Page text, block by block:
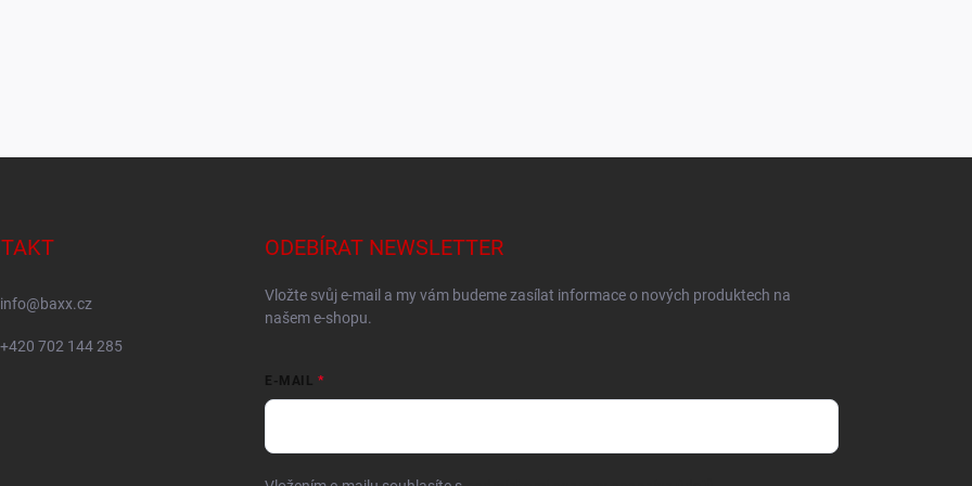
info@baxx.cz
+420 702 144 285
ODEBÍRAT NEWSLETTER
Vložte svůj e-mail a my vám budeme zasílat informace o nových produktech na
našem e-shopu.
E-MAIL